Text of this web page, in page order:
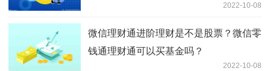
2022-10-08
微信理财通进阶理财是不是股票？微信零
钱通理财通可以买基金吗？
2022-10-08